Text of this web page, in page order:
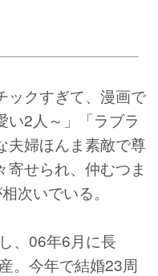
クすぎて、漫画で
い2人～」「ラブラ
夫婦ほんま素敵で尊
寄せられ、仲むつま
次いでいる。
、06年6月に長
。今年で結婚23周